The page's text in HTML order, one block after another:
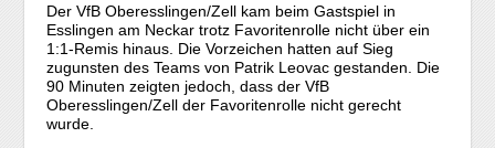
Der VfB Oberesslingen/Zell kam beim Gastspiel in
Esslingen am Neckar trotz Favoritenrolle nicht über ein
1:1-Remis hinaus. Die Vorzeichen hatten auf Sieg
zugunsten des Teams von Patrik Leovac gestanden. Die
90 Minuten zeigten jedoch, dass der VfB
Oberesslingen/Zell der Favoritenrolle nicht gerecht
wurde.